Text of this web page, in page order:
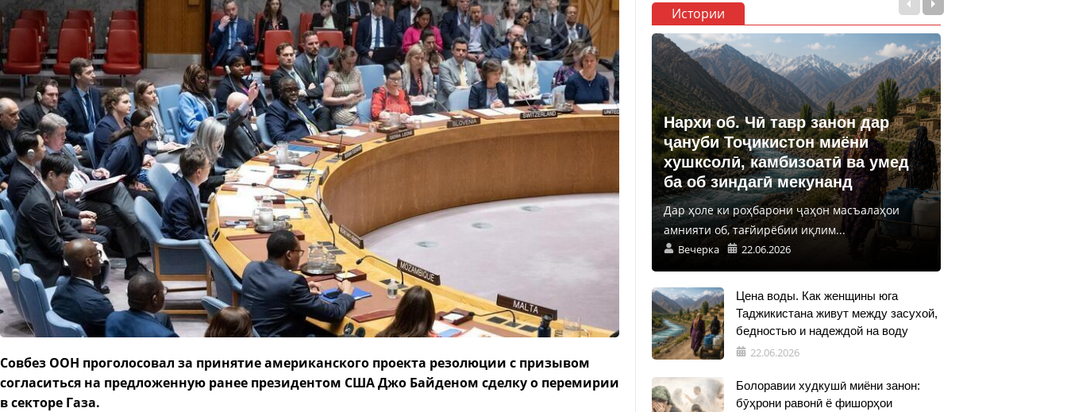
Совбез ООН проголосовал за принятие американского проекта резолюции с призывом
согласиться на предложенную ранее президентом США Джо Байденом сделку о перемирии
в секторе Газа.
Истории
Нархи об. Чӣ тавр занон дар
ҷануби Тоҷикистон миёни
хушксолӣ, камбизоатӣ ва умед
ба об зиндагӣ мекунанд
Дар ҳоле ки роҳбарони ҷаҳон масъалаҳои
амнияти об, тағйирёбии иқлим...
Вечерка 22.06.2026
Цена воды. Как женщины юга
Таджикистана живут между засухой,
бедностью и надеждой на воду
22.06.2026
Болоравии худкушӣ миёни занон:
бӯҳрони равонӣ ё фишорҳои